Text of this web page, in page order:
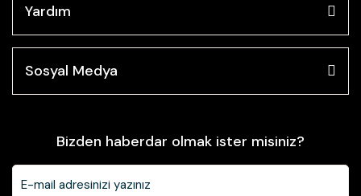
Yardım
Sosyal Medya
Bizden haberdar olmak ister misiniz?